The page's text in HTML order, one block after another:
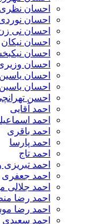
احسان نظری
احسان
احسان نی
احسان نیکان
احسان
احسان
احسان یاسین
احسان
احسن
احمد آقایی
احمد
احمد باقری
احمد پارسا
احمد تاج
احمد
احمد جعفری
احمد جلالی
احمد رضا
احمد رضا
احمد سعیدی